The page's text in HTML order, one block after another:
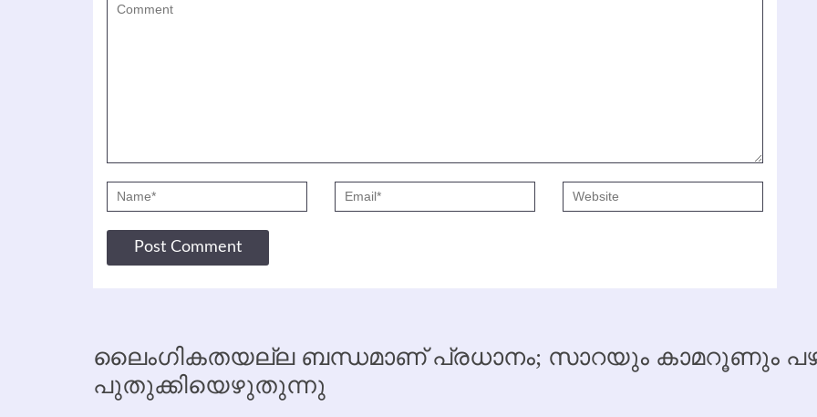
ലൈംഗികതയല്ല ബന്ധമാണ് പ്രധാനം; സാറയും കാമറൂണും
പുതുക്കിയെഴുതുന്നു